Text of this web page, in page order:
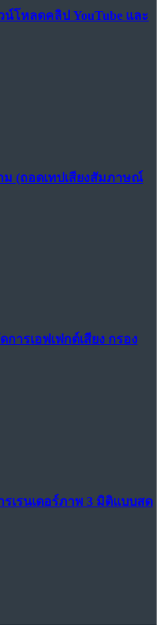
น์โหลดคลิป YouTube และ
ม (ถอดเทปเสียงสัมภาษณ์
การเอฟเฟกต์เสียง กรอง
รเรนเดอร์ภาพ 3 มิติแบบสด